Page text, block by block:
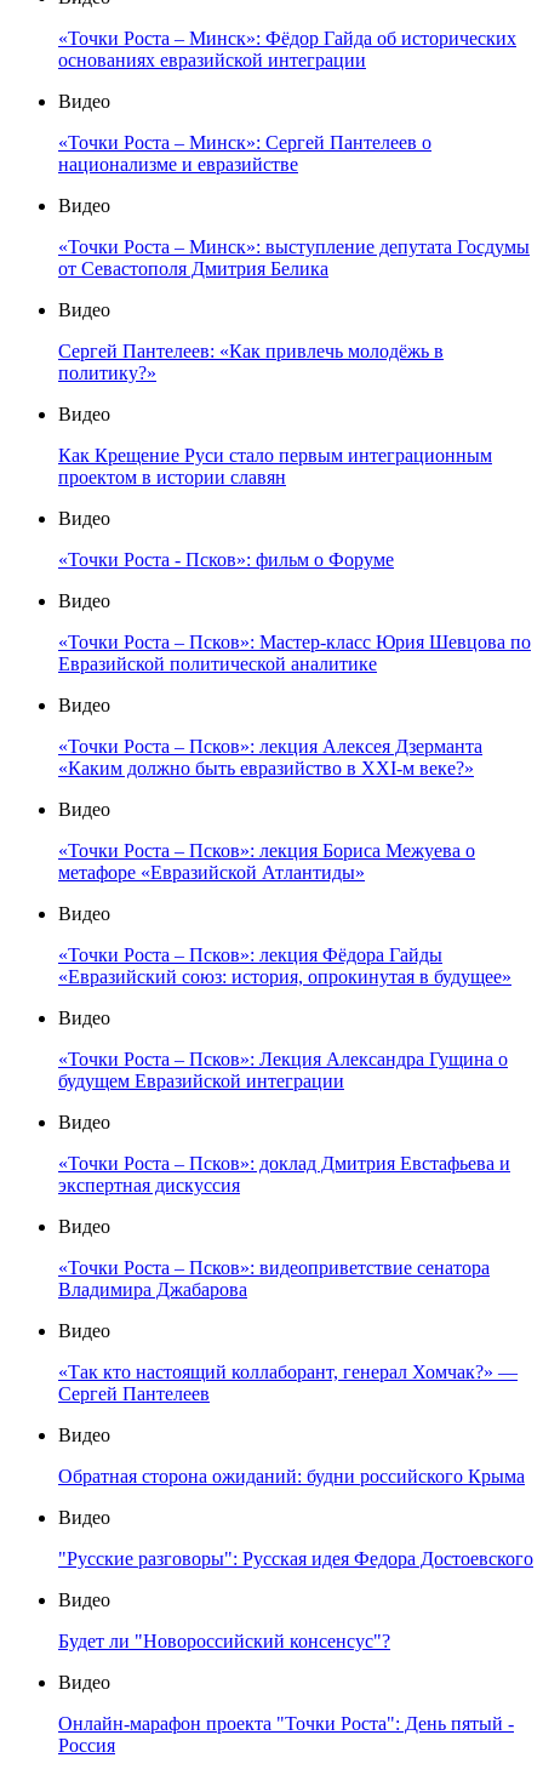
«Точки Роста – Минск»: Фёдор Гайда об исторических
основаниях евразийской интеграции
Видео
«Точки Роста – Минск»: Сергей Пантелеев о
национализме и евразийстве
Видео
«Точки Роста – Минск»: выступление депутата Госдумы
от Севастополя Дмитрия Белика
Видео
Сергей Пантелеев: «Как привлечь молодёжь в
политику?»
Видео
Как Крещение Руси стало первым интеграционным
проектом в истории славян
Видео
«Точки Роста - Псков»: фильм о Форуме
Видео
«Точки Роста – Псков»: Мастер-класс Юрия Шевцова по
Евразийской политической аналитике
Видео
«Точки Роста – Псков»: лекция Алексея Дзерманта
«Каким должно быть евразийство в XXI-м веке?»
Видео
«Точки Роста – Псков»: лекция Бориса Межуева о
метафоре «Евразийской Атлантиды»
Видео
«Точки Роста – Псков»: лекция Фёдора Гайды
«Евразийский союз: история, опрокинутая в будущее»
Видео
«Точки Роста – Псков»: Лекция Александра Гущина о
будущем Евразийской интеграции
Видео
«Точки Роста – Псков»: доклад Дмитрия Евстафьева и
экспертная дискуссия
Видео
«Точки Роста – Псков»: видеоприветствие сенатора
Владимира Джабарова
Видео
«Так кто настоящий коллаборант, генерал Хомчак?» —
Сергей Пантелеев
Видео
Обратная сторона ожиданий: будни российского Крыма
Видео
"Русские разговоры": Русская идея Федора Достоевского
Видео
Будет ли "Новороссийский консенсус"?
Видео
Онлайн-марафон проекта "Точки Роста": День пятый -
Россия